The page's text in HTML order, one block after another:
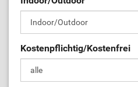
Kostenpflichtig/Kostenfrei